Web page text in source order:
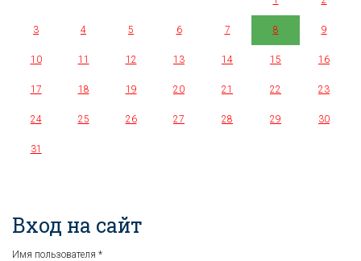
3 4 5 6 7 8 9
10 11 12 13 14 15 16
17 18 19 20 21 22 23
24 25 26 27 28 29 30
31
Вход на сайт
Имя пользователя *